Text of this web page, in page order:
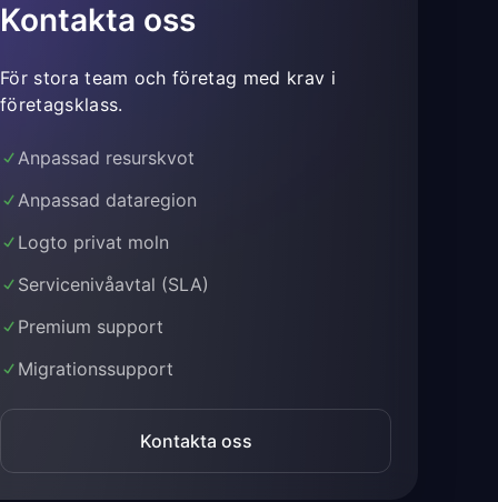
Kontakta oss
För stora team och företag med krav i
företagsklass.
Anpassad resurskvot
Anpassad dataregion
Logto privat moln
Servicenivåavtal (SLA)
Premium support
Migrationssupport
Kontakta oss